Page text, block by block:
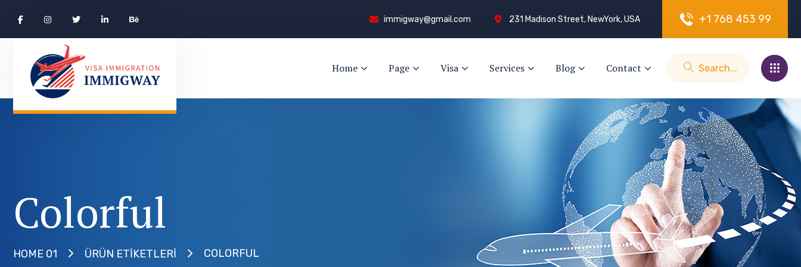
immigway@gmail.com 231 Madison Street, NewYork, USA +1 768 453 99
Home Page Visa Services Blog Contact
Colorful
HOME 01 ÜRÜN ETIKETLERI COLORFUL